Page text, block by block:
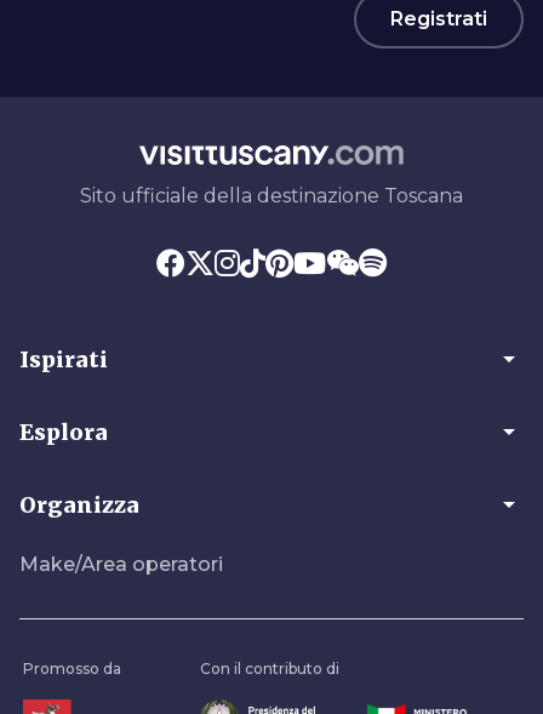
Registrati
Sito ufficiale della destinazione Toscana
Ispirati arrow_drop_down
Esplora arrow_drop_down
Organizza arrow_drop_down
Make/Area operatori
Promosso da Con il contributo di